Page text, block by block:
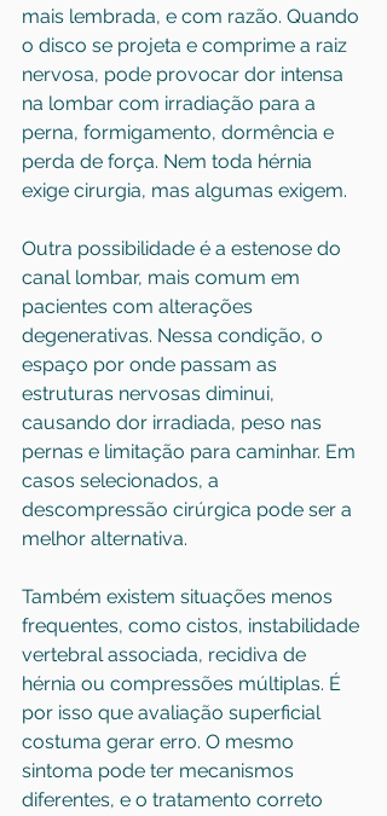
mais lembrada, e com razão. Quando
o disco se projeta e comprime a raiz
nervosa, pode provocar dor intensa
na lombar com irradiação para a
perna, formigamento, dormência e
perda de força. Nem toda hérnia
exige cirurgia, mas algumas exigem.
Outra possibilidade é a estenose do
canal lombar, mais comum em
pacientes com alterações
degenerativas. Nessa condição, o
espaço por onde passam as
estruturas nervosas diminui,
causando dor irradiada, peso nas
pernas e limitação para caminhar. Em
casos selecionados, a
descompressão cirúrgica pode ser a
melhor alternativa.
Também existem situações menos
frequentes, como cistos, instabilidade
vertebral associada, recidiva de
hérnia ou compressões múltiplas. É
por isso que avaliação superficial
costuma gerar erro. O mesmo
sintoma pode ter mecanismos
diferentes, e o tratamento correto